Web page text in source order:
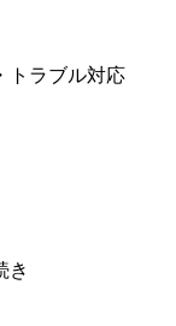
トラブル対応
き